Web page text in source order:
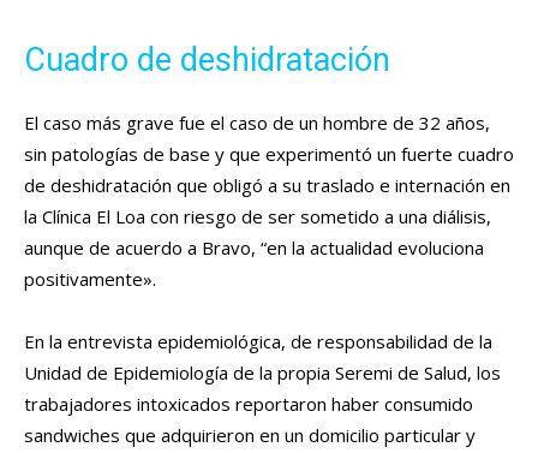
Cuadro de deshidratación
El caso más grave fue el caso de un hombre de 32 años,
sin patologías de base y que experimentó un fuerte cuadro
de deshidratación que obligó a su traslado e internación en
la Clínica El Loa con riesgo de ser sometido a una diálisis,
aunque de acuerdo a Bravo, “en la actualidad evoluciona
positivamente».
En la entrevista epidemiológica, de responsabilidad de la
Unidad de Epidemiología de la propia Seremi de Salud, los
trabajadores intoxicados reportaron haber consumido
sandwiches que adquirieron en un domicilio particular y